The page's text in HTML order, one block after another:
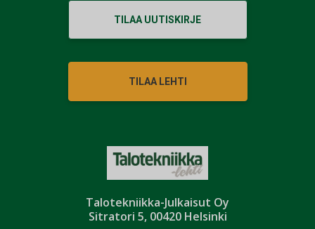
Talotekniikka-Julkaisut Oy
Sitratori 5, 00420 Helsinki
TILAA UUTISKIRJE
TILAA LEHTI